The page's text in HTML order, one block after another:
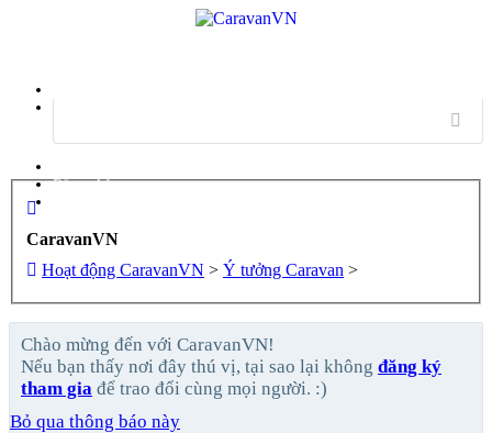
Đăng nhập
CaravanVN
Hoạt động CaravanVN > Ý tưởng Caravan >
Chào mừng đến với CaravanVN!
Nếu bạn thấy nơi đây thú vị, tại sao lại không đăng ký
tham gia để trao đổi cùng mọi người. :)
Bỏ qua thông báo này